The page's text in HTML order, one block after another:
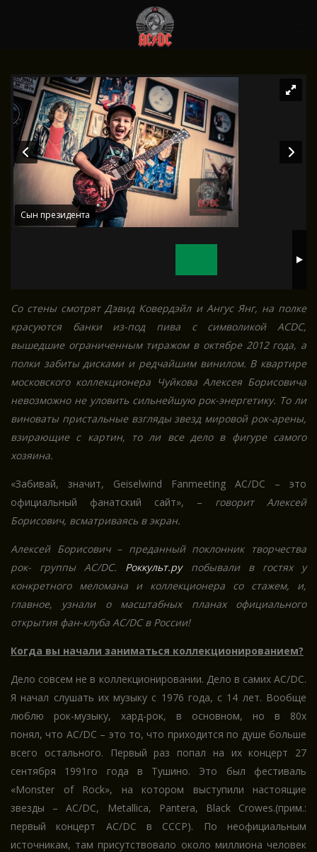
ПРЕЗИДЕНТ КЛУБА
Сын президента
Со стены смотрят Дэвид Ковердэйл и Ангус Янг, на полке
красуются банки из-под пива с символикой ACDC,
вышедшие ограниченным тиражом в октябре 2012 года, а
полки забиты дисками и редчайшим винилом. В квартире
московского коллекционера Чуйкова Алексея Борисовича
невозможно не уловить сильнейшую рок-энергетику. То ли
виноваты пристальные взгляды звезд мировой рок-арены,
взирающие с картин, то ли все дело в фигуре самого
хозяина.
«Забивай, значит, Geiselwind Fanmeeting AC/DC – это
официальный фанатский сайт», – говорит Алексей
Борисович, всматриваясь в экран.
Алексей Борисович – преданный поклонник творчества
рок- группы AC/DC. Роккульт.рупобывали в гостях у
конкретного меломана и коллекционера со стажем, и,
главное, узнали о масштабных планах официального
открытия фан-клуба AC/DC в России!
Когда вы начали заниматься коллекционированием?
Дело совсем не в коллекционировании. Дело в самих АС/DС.
Я начал слушать их музыку с 1976 года, с 14 лет. Вообще
люблю рок-музыку, хард-рок, в основном, но в 80х
понял, что AC/DC – это то, что приходится по душе больше
всего остального. Первый раз попал на их концерт 27
сентября 1991го года в Тушино. Это был фестиваль
«Monster of Rock», на котором выступили настоящие
звезды – AC/DC, Metallica, Pantera, Black Crowes.(прим.:
первый концерт AC/DC в СССР). По неофициальным
источникам, там присутствовало около миллиона человек